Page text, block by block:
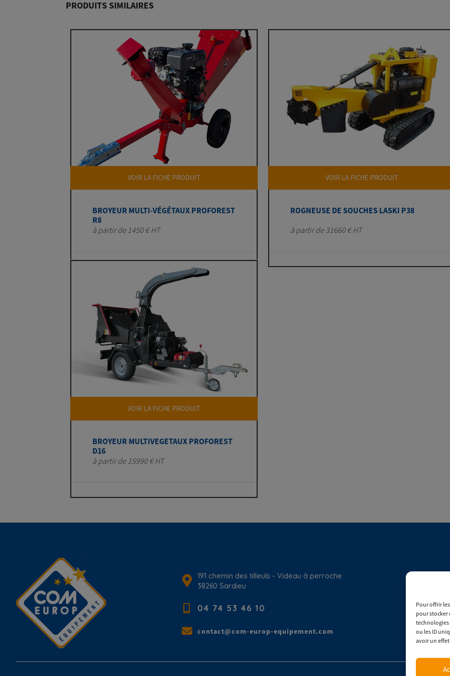
Pour offrir
pour stocker
ou les ID
avoir un
PRODUITS SIMILAIRES
VOIR LA FICHE PRODUIT
BROYEUR MULTI-VÉGÉTAUX PROFOREST
R8
à partir de 1450 € HT
VOIR LA FICHE PRODUIT
ROGNEUSE DE SOUCHES LASKI P38
à partir de 31660 € HT
VOIR LA FICHE PRODUIT
BROYEUR MULTIVEGETAUX PROFOREST
D16
à partir de 15990 € HT
191 chemin des tilleuls - Videau à perroche
38260 Sardieu
04 74 53 46 10
contact@com-europ-equipement.com